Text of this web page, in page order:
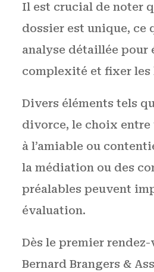
Il est crucial de noter
dossier est unique, ce
analyse détaillée pour
complexité et fixer les
Divers éléments tels
divorce, le choix entre
à l’amiable ou
la médiation ou des
préalables peuvent
évaluation.
Dès le premier
Bernard Brangers &